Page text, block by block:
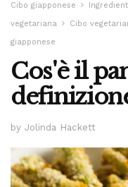
Cibo giapponese
vegetariana
Cibo
giapponese
Cos'è il
by Jolinda Hackett